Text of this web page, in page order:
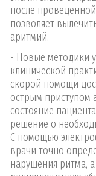
после
позволяет
аритмий.
- Новые методики
клинической
скорой помощи
острым приступом
состояние
решение о
С помощью
врачи точно
нарушения ритма,